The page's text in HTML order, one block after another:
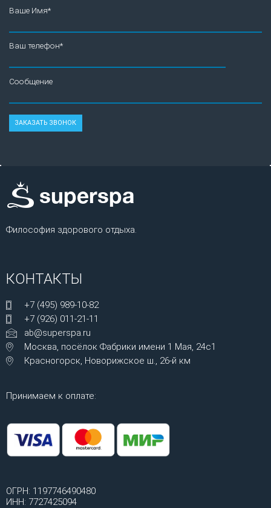
Ваше Имя*
Ваш телефон*
Сообщение
Философия здорового отдыха.
КОНТАКТЫ
+7 (495) 989-10-82
+7 (926) 011-21-11
ab@superspa.ru
Москва, посёлок Фабрики имени 1 Мая, 24с1
Красногорск, Новорижское ш., 26-й км
Принимаем к оплате:
ОГРН: 1197746490480
ИНН: 7727425094